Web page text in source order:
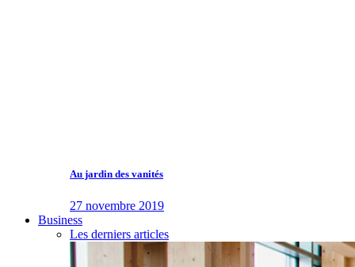
Au jardin des vanités
27 novembre 2019
Business
Les derniers articles